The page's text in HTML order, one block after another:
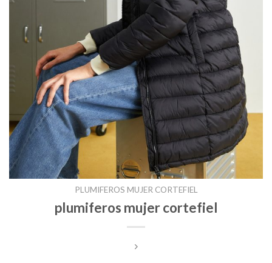
PLUMIFEROS MUJER CORTEFIEL
plumiferos mujer cortefiel